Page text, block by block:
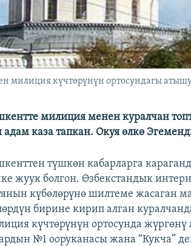
милиция күчтөрүнүн ортосундагы
милиция менен куралчан
адам каза тапкан. Окуя өлкө
түшкөн кабарларга
жуук болгон. Өзбекстандык
күбөлөрүнө шилтеме жасаган
бирине кирип алган
күчтөрүнүн ортосунда
№1 ооруканасы жана “Кукча”